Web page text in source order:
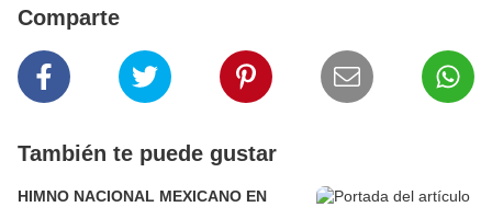
Comparte
También te puede gustar
HIMNO NACIONAL MEXICANO EN